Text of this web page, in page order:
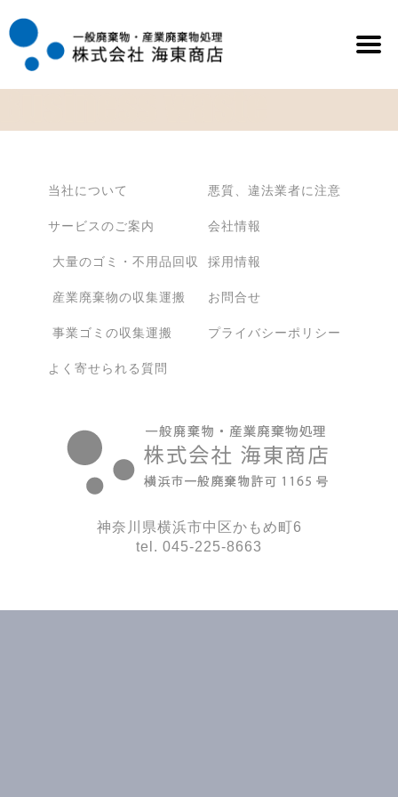
Skip to content
当社について
サービスのご案内
大量のゴミ・不用品回収
産業廃棄物の収集運搬
事業ゴミの収集運搬
よく寄せられる質問
悪質、違法業者に注意
会社情報
採用情報
お問合せ
プライバシーポリシー
神奈川県横浜市中区かもめ町6
tel. 045-225-8663
>